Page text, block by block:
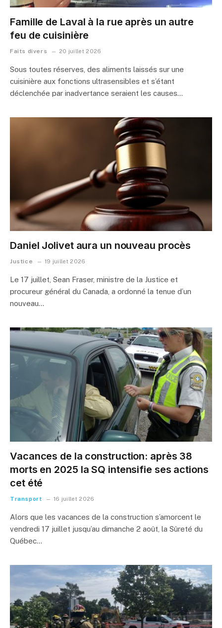
Famille de Laval à la rue après un autre
feu de cuisinière
Faits divers 20 juillet 2026
Sous toutes réserves, des aliments laissés sur une
cuisinière aux fonctions ultrasensibles et s’étant
déclenchée par inadvertance seraient les causes…
Daniel Jolivet aura un nouveau procès
Justice 19 juillet 2026
Le 17 juillet, Sean Fraser, ministre de la Justice et
procureur général du Canada, a ordonné la tenue d’un
nouveau…
Vacances de la construction: après 38
morts en 2025 la SQ intensifie ses actions
cet été
Transport 16 juillet 2026
Alors que les vacances de la construction s’amorcent le
vendredi 17 juillet jusqu’au dimanche 2 août, la Sûreté du
Québec…